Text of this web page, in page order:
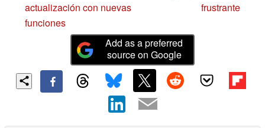
actualización con nuevas
funciones
frustrante
Add as a preferred
source on Google